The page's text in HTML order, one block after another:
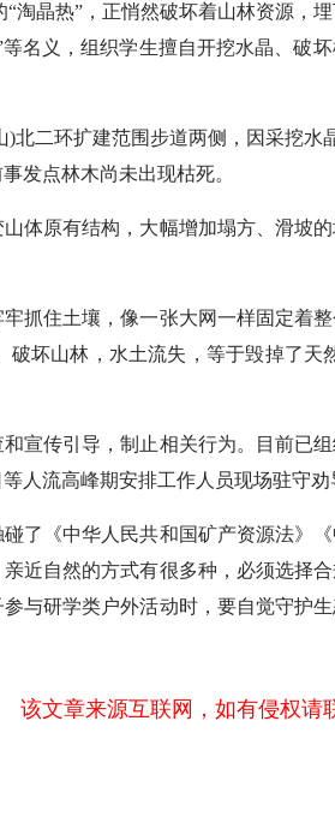
晶热”，正悄然破坏着山林资源，
名义，组织学生擅自开挖水晶、破
二环扩建范围步道两侧，因采挖水
发点林木尚未出现枯死。
体原有结构，大幅增加塌方、滑坡
住土壤，像一张大网一样固定着整
坏山林，水土流失，等于毁掉了天
宣传引导，制止相关行为。目前已
人流高峰期安排工作人员现场驻守劝
《中华人民共和国矿产资源法》《
近自然的方式有很多种，必须选择
与研学类户外活动时，要自觉守护生
该文章来源互联网，如有侵权请